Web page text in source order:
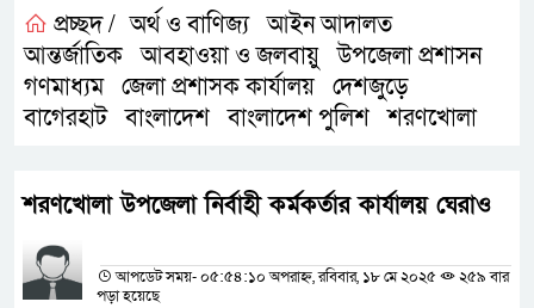
প্রচ্ছদ / অর্থ ও বাণিজ্য ,আইন আদালত
আন্তর্জাতিক ,আবহাওয়া ও জলবায়ু ,উপজেলা প্রশাসন
গণমাধ্যম জেলা প্রশাসক কার্যালয় দেশজুড়ে
বাগেরহাট ,বাংলাদেশ ,বাংলাদেশ পুলিশ ,শরণখোলা
শরণখোলা উপজেলা নির্বাহী কর্মকর্তার কার্যালয় ঘেরাও
আপডেট সময়- ০৫:৫৪:১০ অপরাহ্ন, রবিবার, ১৮ মে ২০২৫
২৫৯ বার
পড়া হয়েছে